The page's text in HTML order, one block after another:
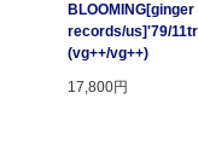
BLOOMING[ginger
records/us]'79/
(vg++/vg++)
17,800円